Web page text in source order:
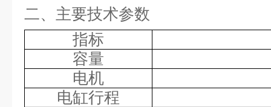
二、主要技术参数
指标
容量
电机
电缸行程